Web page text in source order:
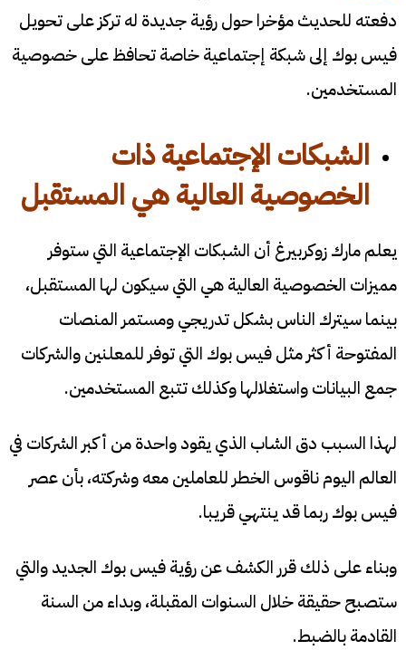
دفعته للحديث مؤخرا حول رؤية جديدة له تركز على تحويل
فيس بوك إلى شبكة إجتماعية خاصة تحافظ على خصوصية
المستخدمين.
الشبكات الإجتماعية ذات
الخصوصية العالية هي المستقبل
يعلم مارك زوكربيرغ أن الشبكات الإجتماعية التي ستوفر
مميزات الخصوصية العالية هي التي سيكون لها المستقبل،
بينما سيترك الناس بشكل تدريجي ومستمر المنصات
المفتوحة أكثر مثل فيس بوك التي توفر للمعلنين والشركات
جمع البيانات واستغلالها وكذلك تتبع المستخدمين.
لهذا السبب دق الشاب الذي يقود واحدة من أكبر الشركات في
العالم اليوم ناقوس الخطر للعاملين معه وشركته، بأن عصر
فيس بوك ربما قد ينتهي قريبا.
وبناء على ذلك قرر الكشف عن رؤية فيس بوك الجديد والتي
ستصبح حقيقة خلال السنوات المقبلة، وبداء من السنة
القادمة بالضبط.